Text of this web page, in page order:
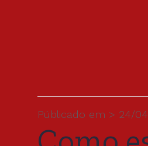
Públicado em > 24/